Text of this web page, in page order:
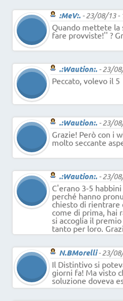
:MeV:. -23/08/13 -
Quando mettete la
fare provviste!'' ?
.:Waution:. -23/
Peccato, volevo il 5
.:Waution:. -23/
Grazie! Però con i
molto seccante
.:Waution:. -23/
C'erano 3-5
perché hanno
chiesto di rientrare
come di prima, hai
si accoglia il
tanto per loro.
N.BMorelli-23/
Il Distintivo si
giorni fa! Ma visto
soluzione doveva